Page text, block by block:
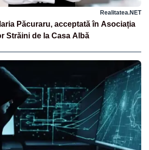
Realitatea.NET
Păcuraru, acceptată în Asociația
Străini de la Casa Albă